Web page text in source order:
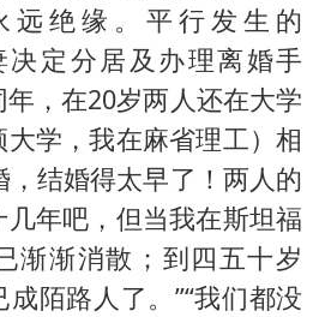
远绝缘。平行发生的
决定分居及办理离婚手
，在20岁两人还在大学
学，我在麻省理工）相
结婚得太早了！两人的
年吧，但当我在斯坦福
渐渐消散；到四五十岁
陌路人了。”“我们都没